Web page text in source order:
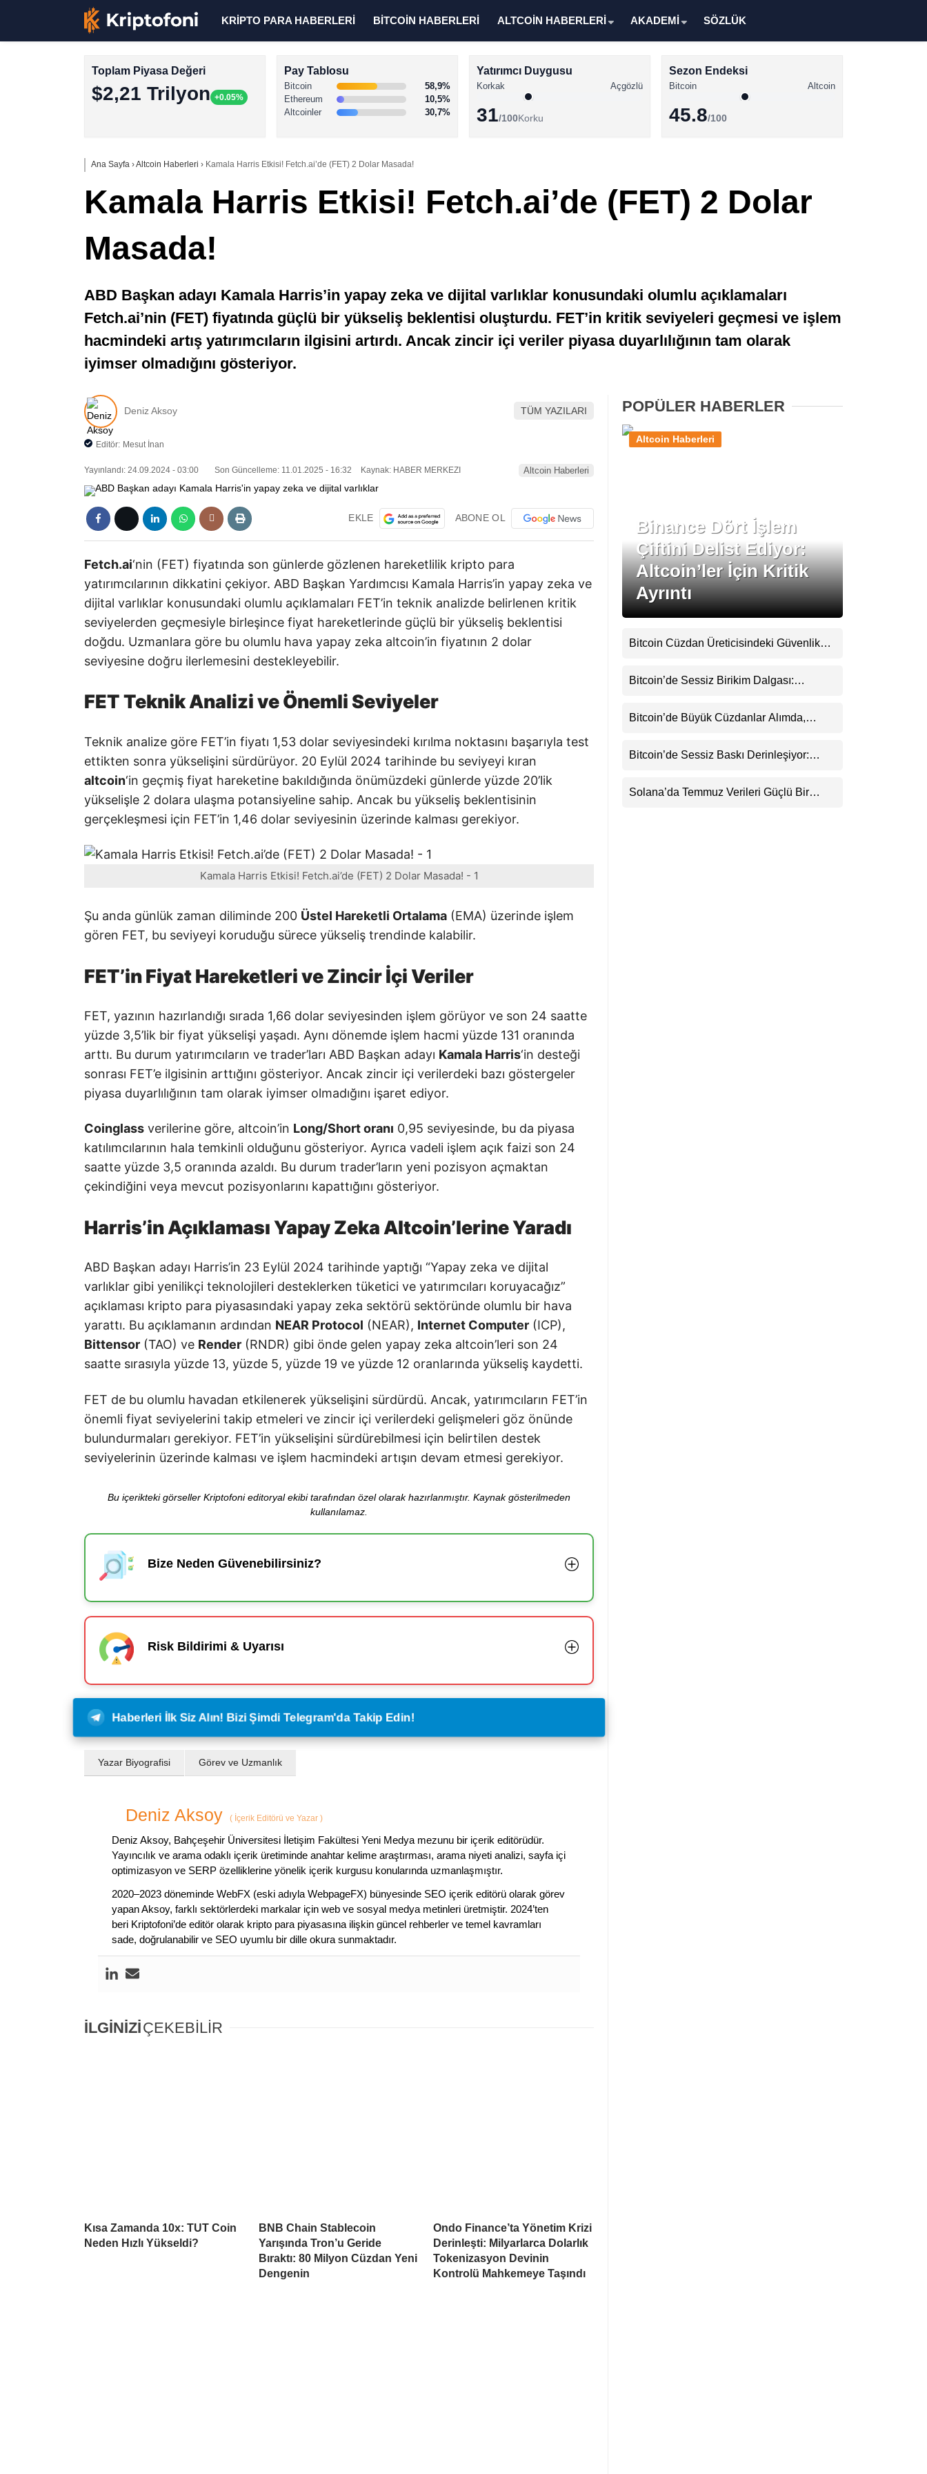
Altcoin Haberleri
Stablecoin Haberleri
KRİPTO PARA HABERLERİ BİTCOİN HABERLERİ ALTCOİN HABERLERİ AKADEMİ SÖZLÜK
Toplam Piyasa Değeri
$2,21 Trilyon +0.05%
Pay Tablosu
Bitcoin
58,9%
Ethereum
10,5%
Altcoinler
30,7%
Yatırımcı Duygusu
Korkak Açgözlü
31/100Korku
Sezon Endeksi
Bitcoin Altcoin
45.8/100
Ana Sayfa ›Altcoin Haberleri › Kamala Harris Etkisi! Fetch.ai’de (FET) 2 Dolar Masada!
Kamala Harris Etkisi! Fetch.ai’de (FET) 2 Dolar
Masada!
ABD Başkan adayı Kamala Harris’in yapay zeka ve dijital varlıklar konusundaki olumlu açıklamaları
Fetch.ai’nin (FET) fiyatında güçlü bir yükseliş beklentisi oluşturdu. FET’in kritik seviyeleri geçmesi ve işlem
hacmindeki artış yatırımcıların ilgisini artırdı. Ancak zincir içi veriler piyasa duyarlılığının tam olarak
iyimser olmadığını gösteriyor.
Deniz Aksoy TÜM YAZILARI
Editör: Mesut İnan
Yayınlandı: 24.09.2024 - 03:00 Son Güncelleme: 11.01.2025 - 16:32 Kaynak: HABER MERKEZI Altcoin Haberleri
EKLE ABONE OL
Fetch.ai‘nin (FET) fiyatında son günlerde gözlenen hareketlilik kripto para
yatırımcılarının dikkatini çekiyor. ABD Başkan Yardımcısı Kamala Harris’in yapay zeka ve
dijital varlıklar konusundaki olumlu açıklamaları FET’in teknik analizde belirlenen kritik
seviyelerden geçmesiyle birleşince fiyat hareketlerinde güçlü bir yükseliş beklentisi
doğdu. Uzmanlara göre bu olumlu hava yapay zeka altcoin’in fiyatının 2 dolar
seviyesine doğru ilerlemesini destekleyebilir.
FET Teknik Analizi ve Önemli Seviyeler
Teknik analize göre FET’in fiyatı 1,53 dolar seviyesindeki kırılma noktasını başarıyla test
ettikten sonra yükselişini sürdürüyor. 20 Eylül 2024 tarihinde bu seviyeyi kıran
altcoin‘in geçmiş fiyat hareketine bakıldığında önümüzdeki günlerde yüzde 20’lik
yükselişle 2 dolara ulaşma potansiyeline sahip. Ancak bu yükseliş beklentisinin
gerçekleşmesi için FET’in 1,46 dolar seviyesinin üzerinde kalması gerekiyor.
Kamala Harris Etkisi! Fetch.ai’de (FET) 2 Dolar Masada! - 1
Şu anda günlük zaman diliminde 200 Üstel Hareketli Ortalama (EMA) üzerinde işlem
gören FET, bu seviyeyi koruduğu sürece yükseliş trendinde kalabilir.
FET’in Fiyat Hareketleri ve Zincir İçi Veriler
FET, yazının hazırlandığı sırada 1,66 dolar seviyesinden işlem görüyor ve son 24 saatte
yüzde 3,5’lik bir fiyat yükselişi yaşadı. Aynı dönemde işlem hacmi yüzde 131 oranında
arttı. Bu durum yatırımcıların ve trader’ları ABD Başkan adayı Kamala Harris‘in desteği
sonrası FET’e ilgisinin arttığını gösteriyor. Ancak zincir içi verilerdeki bazı göstergeler
piyasa duyarlılığının tam olarak iyimser olmadığını işaret ediyor.
Coinglass verilerine göre, altcoin’in Long/Short oranı 0,95 seviyesinde, bu da piyasa
katılımcılarının hala temkinli olduğunu gösteriyor. Ayrıca vadeli işlem açık faizi son 24
saatte yüzde 3,5 oranında azaldı. Bu durum trader’ların yeni pozisyon açmaktan
çekindiğini veya mevcut pozisyonlarını kapattığını gösteriyor.
Harris’in Açıklaması Yapay Zeka Altcoin’lerine Yaradı
ABD Başkan adayı Harris’in 23 Eylül 2024 tarihinde yaptığı “Yapay zeka ve dijital
varlıklar gibi yenilikçi teknolojileri desteklerken tüketici ve yatırımcıları koruyacağız”
açıklaması kripto para piyasasındaki yapay zeka sektörü sektöründe olumlu bir hava
yarattı. Bu açıklamanın ardından NEAR Protocol (NEAR), Internet Computer (ICP),
Bittensor (TAO) ve Render (RNDR) gibi önde gelen yapay zeka altcoin’leri son 24
saatte sırasıyla yüzde 13, yüzde 5, yüzde 19 ve yüzde 12 oranlarında yükseliş kaydetti.
FET de bu olumlu havadan etkilenerek yükselişini sürdürdü. Ancak, yatırımcıların FET’in
önemli fiyat seviyelerini takip etmeleri ve zincir içi verilerdeki gelişmeleri göz önünde
bulundurmaları gerekiyor. FET’in yükselişini sürdürebilmesi için belirtilen destek
seviyelerinin üzerinde kalması ve işlem hacmindeki artışın devam etmesi gerekiyor.
Bu içerikteki görseller Kriptofoni editoryal ekibi tarafından özel olarak hazırlanmıştır. Kaynak gösterilmeden
kullanılamaz.
Bize Neden Güvenebilirsiniz?
Risk Bildirimi & Uyarısı
Haberleri İlk Siz Alın! Bizi Şimdi Telegram'da Takip Edin!
Yazar Biyografisi Görev ve Uzmanlık
Deniz Aksoy ( İçerik Editörü ve Yazar )
Deniz Aksoy, Bahçeşehir Üniversitesi İletişim Fakültesi Yeni Medya mezunu bir içerik editörüdür.
Yayıncılık ve arama odaklı içerik üretiminde anahtar kelime araştırması, arama niyeti analizi, sayfa içi
optimizasyon ve SERP özelliklerine yönelik içerik kurgusu konularında uzmanlaşmıştır.
2020–2023 döneminde WebFX (eski adıyla WebpageFX) bünyesinde SEO içerik editörü olarak görev
yapan Aksoy, farklı sektörlerdeki markalar için web ve sosyal medya metinleri üretmiştir. 2024’ten
beri Kriptofoni’de editör olarak kripto para piyasasına ilişkin güncel rehberler ve temel kavramları
sade, doğrulanabilir ve SEO uyumlu bir dille okura sunmaktadır.
İLGİNİZİÇEKEBİLİR
Kısa Zamanda 10x: TUT Coin
Neden Hızlı Yükseldi?
BNB Chain Stablecoin
Yarışında Tron’u Geride
Bıraktı: 80 Milyon Cüzdan Yeni
Dengenin
Ondo Finance’ta Yönetim Krizi
Derinleşti: Milyarlarca Dolarlık
Tokenizasyon Devinin
Kontrolü Mahkemeye Taşındı
POPÜLER HABERLER
Binance Dört İşlem
Çiftini Delist Ediyor:
Altcoin’ler İçin Kritik
Ayrıntı
Altcoin Haberleri
Bitcoin Cüzdan Üreticisindeki Güvenlik
Belirsizliğini Koruyor
Bitcoin’de Sessiz Birikim Dalgası:
Toplarken ETF’lere 750 Milyon Dolar Aktı
Bitcoin’de Büyük Cüzdanlar Alımda,
Dolar Senaryosuna mı Hazırlanıyor?
Bitcoin’de Sessiz Baskı Derinleşiyor:
Henüz Yok
Solana’da Temmuz Verileri Güçlü Bir